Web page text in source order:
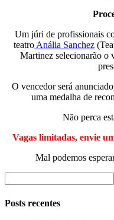
Um júri de profissionais
teatroAnália Sanchez
Martinez selecionarão o
O vencedor será
uma medalha de
Não perca
Vagas limitadas, envie
Mal podemos
por:
Posts recentes